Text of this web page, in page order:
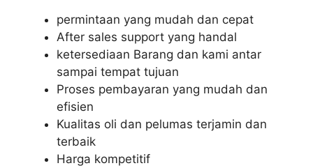
permintaan yang mudah dan cepat
After sales support yang handal
ketersediaan Barang dan kami antar
sampai tempat tujuan
Proses pembayaran yang mudah dan
efisien
Kualitas oli dan pelumas terjamin dan
terbaik
Harga kompetitif